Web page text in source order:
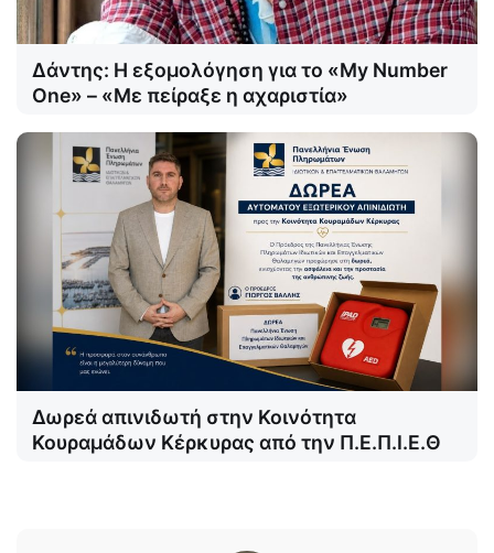
Δάντης: Η εξομολόγηση για το «My Number
One» – «Με πείραξε η αχαριστία»
Δωρεά απινιδωτή στην Κοινότητα
Κουραμάδων Κέρκυρας από την Π.Ε.Π.Ι.Ε.Θ